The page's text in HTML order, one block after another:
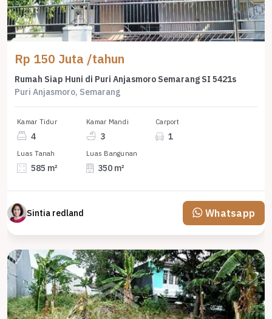
Rp 150 Juta /tahun
Rumah Siap Huni di Puri Anjasmoro Semarang SI 5421s
Puri Anjasmoro, Semarang
Kamar Tidur
4
Kamar Mandi
3
Carport
1
Luas Tanah
585 m²
Luas Bangunan
350 m²
Sintia redland Whatsapp